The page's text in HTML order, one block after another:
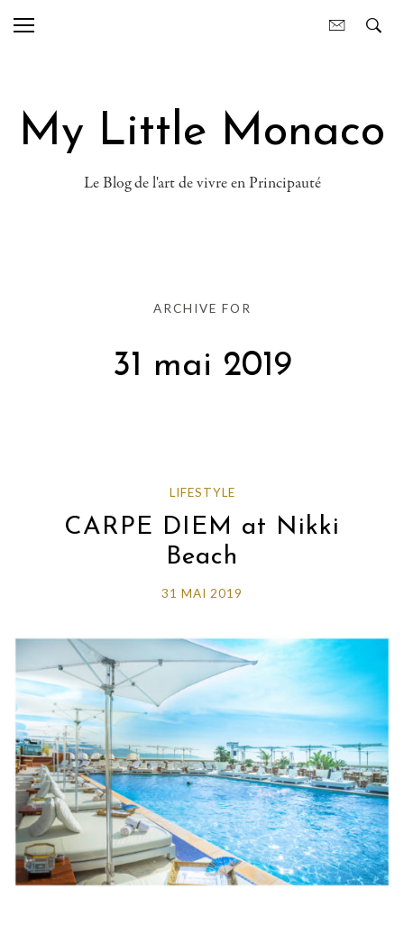
My Little Monaco
Le Blog de l'art de vivre en Principauté
ARCHIVE FOR
31 mai 2019
LIFESTYLE
CARPE DIEM at Nikki
Beach
31 MAI 2019